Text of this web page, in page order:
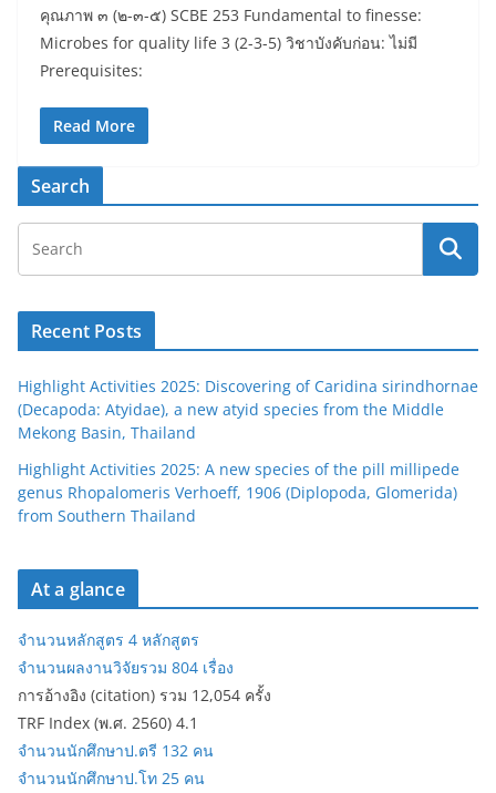
คุณภาพ ๓ (๒-๓-๕) SCBE 253 Fundamental to finesse:
Microbes for quality life 3 (2-3-5) วิชาบังคับก่อน: ไม่มี
Prerequisites:
Read More
Search
Recent Posts
Highlight Activities 2025: Discovering of Caridina sirindhornae
(Decapoda: Atyidae), a new atyid species from the Middle
Mekong Basin, Thailand
Highlight Activities 2025: A new species of the pill millipede
genus Rhopalomeris Verhoeff, 1906 (Diplopoda, Glomerida)
from Southern Thailand
At a glance
จำนวนหลักสูตร 4 หลักสูตร
จำนวนผลงานวิจัยรวม 804 เรื่อง
การอ้างอิง (citation) รวม 12,054 ครั้ง
TRF Index (พ.ศ. 2560) 4.1
จำนวนนักศึกษาป.ตรี 132 คน
จำนวนนักศึกษาป.โท 25 คน